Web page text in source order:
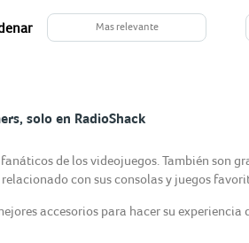
Mas relevante
solo en RadioShack
de los videojuegos. También son
con sus consolas y juegos
accesorios para hacer su